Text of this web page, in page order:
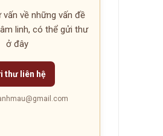
vấn về những vấn đề
linh, có thể gửi thư
ở đây
thư liên hệ